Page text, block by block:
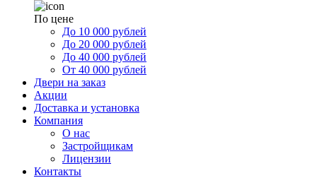
По цене
До 10 000 рублей
До 20 000 рублей
До 40 000 рублей
От 40 000 рублей
Двери на заказ
Акции
Доставка и установка
Компания
О нас
Застройщикам
Лицензии
Контакты